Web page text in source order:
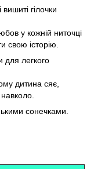
гілочки
у кожній ниточці
свою історію.
для легкого
дитина сяє,
сонечками.